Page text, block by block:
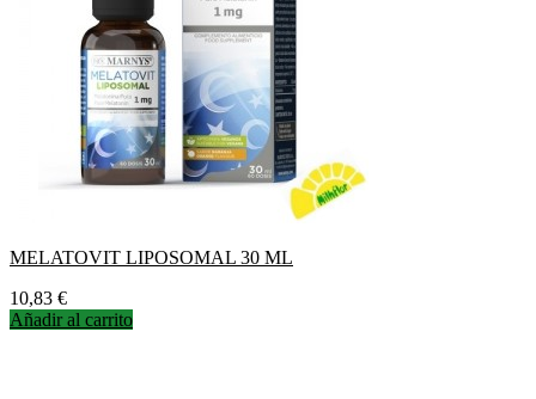
MELATOVIT LIPOSOMAL 30 ML
Precio
10,83 €
Añadir al carrito